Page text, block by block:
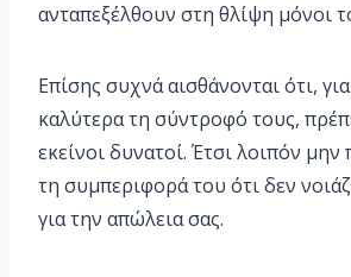
ανταπεξέλθουν στη θλίψη μόνοι
Επίσης συχνά αισθάνονται ότι,
καλύτερα τη σύντροφό τους,
εκείνοι δυνατοί. Έτσι λοιπόν μην
τη συμπεριφορά του ότι δεν
για την απώλεια σας.